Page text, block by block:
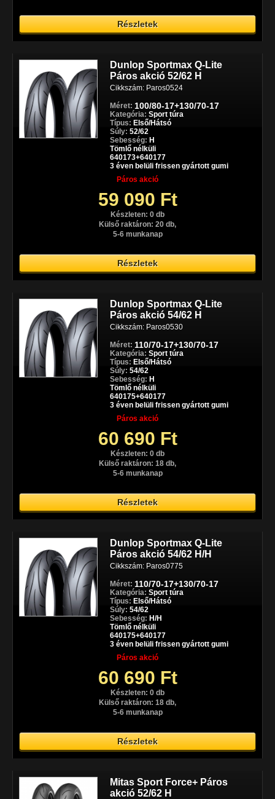
Részletek
Dunlop Sportmax Q-Lite
Páros akció 52/62 H
Cikkszám: Paros0524
Méret: 100/80-17+130/70-17
Kategória: Sport túra
Típus: Első/Hátsó
Súly: 52/62
Sebesség: H
Tömlő nélküli
640173+640177
3 éven belüli frissen gyártott gumi
Páros akció
59 090 Ft
Készleten: 0 db
Külső raktáron: 20 db,
5-6 munkanap
Részletek
Dunlop Sportmax Q-Lite
Páros akció 54/62 H
Cikkszám: Paros0530
Méret: 110/70-17+130/70-17
Kategória: Sport túra
Típus: Első/Hátsó
Súly: 54/62
Sebesség: H
Tömlő nélküli
640175+640177
3 éven belüli frissen gyártott gumi
Páros akció
60 690 Ft
Készleten: 0 db
Külső raktáron: 18 db,
5-6 munkanap
Részletek
Dunlop Sportmax Q-Lite
Páros akció 54/62 H/H
Cikkszám: Paros0775
Méret: 110/70-17+130/70-17
Kategória: Sport túra
Típus: Első/Hátsó
Súly: 54/62
Sebesség: H/H
Tömlő nélküli
640175+640177
3 éven belüli frissen gyártott gumi
Páros akció
60 690 Ft
Készleten: 0 db
Külső raktáron: 18 db,
5-6 munkanap
Részletek
Mitas Sport Force+ Páros
akció 52/62 H